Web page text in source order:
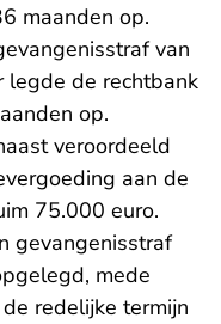
maanden op.
van
legde de rechtbank
op.
veroordeeld
aan de
75.000 euro.
gevangenisstraf
mede
redelijke termijn